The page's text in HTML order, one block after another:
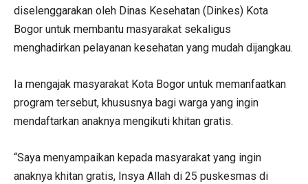
diselenggarakan oleh Dinas Kesehatan (Dinkes) Kota
Bogor untuk membantu masyarakat sekaligus
menghadirkan pelayanan kesehatan yang mudah dijangkau.
Ia mengajak masyarakat Kota Bogor untuk memanfaatkan
program tersebut, khususnya bagi warga yang ingin
mendaftarkan anaknya mengikuti khitan gratis.
“Saya menyampaikan kepada masyarakat yang ingin
anaknya khitan gratis, Insya Allah di 25 puskesmas di